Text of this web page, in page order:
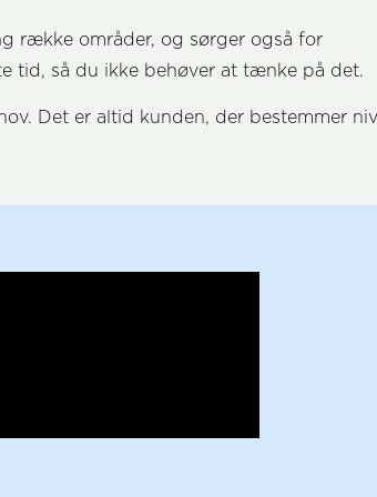
række områder, og sørger også for
tid, så du ikke behøver at tænke på det.
Det er altid kunden, der bestemmer